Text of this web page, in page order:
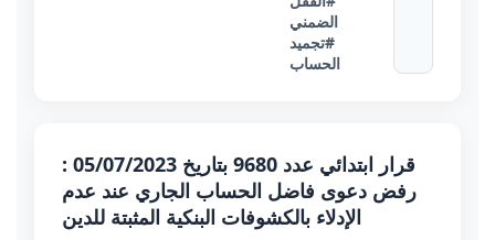
الضمني
#تجميد
الحساب
قرار ابتدائي عدد 9680 بتاريخ 05/07/2023 :
رفض دعوى فاضل الحساب الجاري عند عدم
الإدلاء بالكشوفات البنكية المثبتة للدين